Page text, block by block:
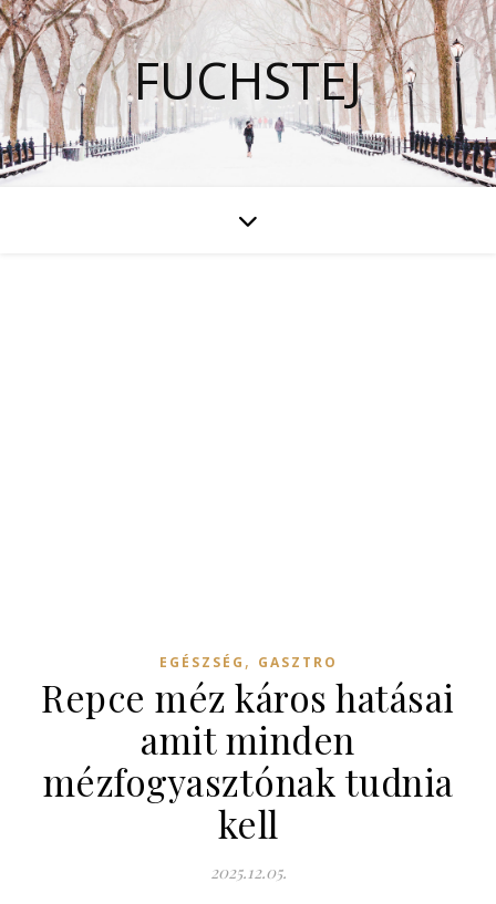
FUCHSTEJ
EGÉSZSÉG , GASZTRO
Repce méz káros hatásai
amit minden
mézfogyasztónak tudnia
kell
2025.12.05.